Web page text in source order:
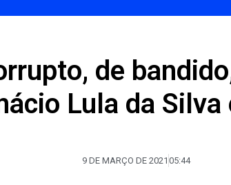
de
Lula da Silva
9 DE MARÇO DE 2021 05:44